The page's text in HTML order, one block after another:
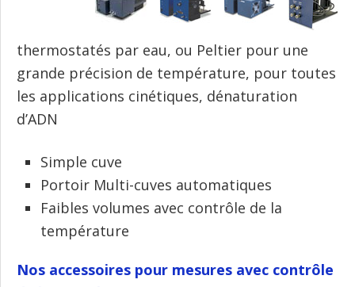
thermostatés par eau, ou Peltier pour une
grande précision de température, pour toutes
les applications cinétiques, dénaturation
d’ADN
Simple cuve
Portoir Multi-cuves automatiques
Faibles volumes avec contrôle de la
température
Nos accessoires pour mesures avec contrôle